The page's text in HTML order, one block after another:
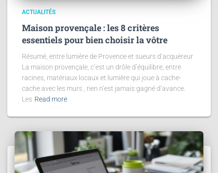
ACTUALITÉS
Maison provençale : les 8 critères
essentiels pour bien choisir la vôtre
Résumé, entre lumière de Provence et sueurs d’acquéreur
La maison provençale, c’est un drôle d’équilibre, entre
racines, matériaux locaux et lumière qui joue à cache-
cache avec les murs , rien n’est jamais gagné d’avance.
Les Read more